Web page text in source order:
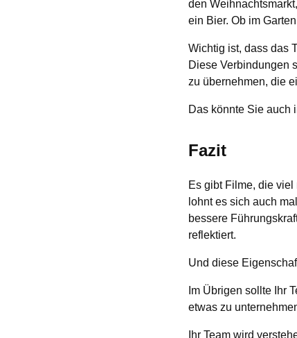
den
ein Bier. Ob im
Wichtig ist, dass das
Diese Verbindungen
zu übernehmen, die
Das könnte Sie auch
Fazit
Es gibt Filme, die
lohnt es sich auch
bessere
reflektiert.
Und diese
Im Übrigen sollte Ihr
etwas zu
Ihr Team wird